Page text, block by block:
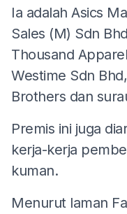
Ia adalah Asics
Sales (M) Sdn
Thousand
Westime Sdn
Brothers dan
Premis ini juga
kerja-kerja
kuman.
Menurut laman